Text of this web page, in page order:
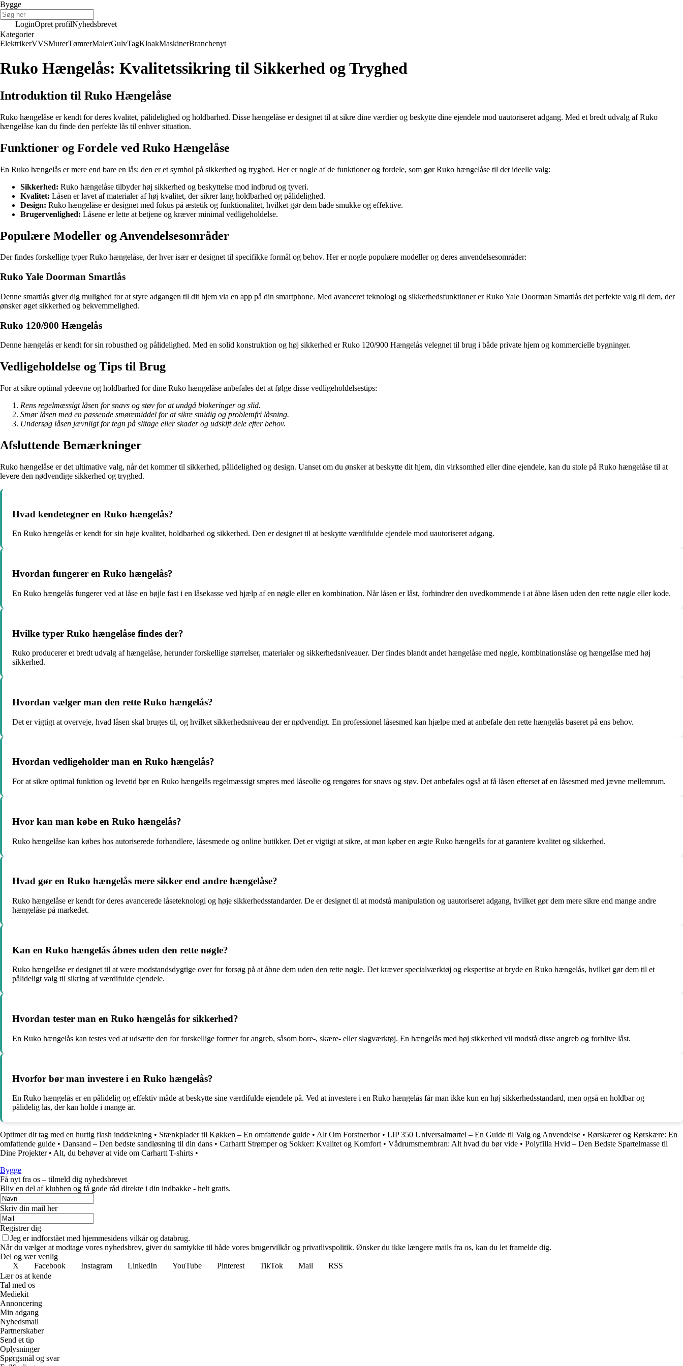
Bygge
LoginOpret profilNyhedsbrevet
Kategorier
ElektrikerVVSMurerTømrerMalerGulvTagKloakMaskinerBranchenyt
Ruko Hængelås: Kvalitetssikring til Sikkerhed og Tryghed
Introduktion til Ruko Hængelåse
Ruko hængelåse er kendt for deres kvalitet, pålidelighed og holdbarhed. Disse hængelåse er designet til at sikre dine værdier og beskytte dine ejendele mod uautoriseret adgang. Med et bredt udvalg af Ruko
hængelåse kan du finde den perfekte lås til enhver situation.
Funktioner og Fordele ved Ruko Hængelåse
En Ruko hængelås er mere end bare en lås; den er et symbol på sikkerhed og tryghed. Her er nogle af de funktioner og fordele, som gør Ruko hængelåse til det ideelle valg:
Sikkerhed: Ruko hængelåse tilbyder høj sikkerhed og beskyttelse mod indbrud og tyveri.
Kvalitet: Låsen er lavet af materialer af høj kvalitet, der sikrer lang holdbarhed og pålidelighed.
Design: Ruko hængelåse er designet med fokus på æstetik og funktionalitet, hvilket gør dem både smukke og effektive.
Brugervenlighed: Låsene er lette at betjene og kræver minimal vedligeholdelse.
Populære Modeller og Anvendelsesområder
Der findes forskellige typer Ruko hængelåse, der hver især er designet til specifikke formål og behov. Her er nogle populære modeller og deres anvendelsesområder:
Ruko Yale Doorman Smartlås
Denne smartlås giver dig mulighed for at styre adgangen til dit hjem via en app på din smartphone. Med avanceret teknologi og sikkerhedsfunktioner er Ruko Yale Doorman Smartlås det perfekte valg til dem, der
ønsker øget sikkerhed og bekvemmelighed.
Ruko 120/900 Hængelås
Denne hængelås er kendt for sin robusthed og pålidelighed. Med en solid konstruktion og høj sikkerhed er Ruko 120/900 Hængelås velegnet til brug i både private hjem og kommercielle bygninger.
Vedligeholdelse og Tips til Brug
For at sikre optimal ydeevne og holdbarhed for dine Ruko hængelåse anbefales det at følge disse vedligeholdelsestips:
Rens regelmæssigt låsen for snavs og støv for at undgå blokeringer og slid.
Smør låsen med en passende smøremiddel for at sikre smidig og problemfri låsning.
Undersøg låsen jævnligt for tegn på slitage eller skader og udskift dele efter behov.
Afsluttende Bemærkninger
Ruko hængelåse er det ultimative valg, når det kommer til sikkerhed, pålidelighed og design. Uanset om du ønsker at beskytte dit hjem, din virksomhed eller dine ejendele, kan du stole på Ruko hængelåse til at
levere den nødvendige sikkerhed og tryghed.
Hvad kendetegner en Ruko hængelås?
En Ruko hængelås er kendt for sin høje kvalitet, holdbarhed og sikkerhed. Den er designet til at beskytte værdifulde ejendele mod uautoriseret adgang.
Hvordan fungerer en Ruko hængelås?
En Ruko hængelås fungerer ved at låse en bøjle fast i en låsekasse ved hjælp af en nøgle eller en kombination. Når låsen er låst, forhindrer den uvedkommende i at åbne låsen uden den rette nøgle eller kode.
Hvilke typer Ruko hængelåse findes der?
Ruko producerer et bredt udvalg af hængelåse, herunder forskellige størrelser, materialer og sikkerhedsniveauer. Der findes blandt andet hængelåse med nøgle, kombinationslåse og hængelåse med høj
sikkerhed.
Hvordan vælger man den rette Ruko hængelås?
Det er vigtigt at overveje, hvad låsen skal bruges til, og hvilket sikkerhedsniveau der er nødvendigt. En professionel låsesmed kan hjælpe med at anbefale den rette hængelås baseret på ens behov.
Hvordan vedligeholder man en Ruko hængelås?
For at sikre optimal funktion og levetid bør en Ruko hængelås regelmæssigt smøres med låseolie og rengøres for snavs og støv. Det anbefales også at få låsen efterset af en låsesmed med jævne mellemrum.
Hvor kan man købe en Ruko hængelås?
Ruko hængelåse kan købes hos autoriserede forhandlere, låsesmede og online butikker. Det er vigtigt at sikre, at man køber en ægte Ruko hængelås for at garantere kvalitet og sikkerhed.
Hvad gør en Ruko hængelås mere sikker end andre hængelåse?
Ruko hængelåse er kendt for deres avancerede låseteknologi og høje sikkerhedsstandarder. De er designet til at modstå manipulation og uautoriseret adgang, hvilket gør dem mere sikre end mange andre
hængelåse på markedet.
Kan en Ruko hængelås åbnes uden den rette nøgle?
Ruko hængelåse er designet til at være modstandsdygtige over for forsøg på at åbne dem uden den rette nøgle. Det kræver specialværktøj og ekspertise at bryde en Ruko hængelås, hvilket gør dem til et
pålideligt valg til sikring af værdifulde ejendele.
Hvordan tester man en Ruko hængelås for sikkerhed?
En Ruko hængelås kan testes ved at udsætte den for forskellige former for angreb, såsom bore-, skære- eller slagværktøj. En hængelås med høj sikkerhed vil modstå disse angreb og forblive låst.
Hvorfor bør man investere i en Ruko hængelås?
En Ruko hængelås er en pålidelig og effektiv måde at beskytte sine værdifulde ejendele på. Ved at investere i en Ruko hængelås får man ikke kun en høj sikkerhedsstandard, men også en holdbar og
pålidelig lås, der kan holde i mange år.
Optimer dit tag med en hurtig flash inddækning • Stænkplader til Køkken – En omfattende guide • Alt Om Forstnerbor• LIP 350 Universalmørtel – En Guide til Valg og Anvendelse • Rørskærer og Rørskære: En
omfattende guide • Dansand – Den bedste sandløsning til din dans • Carhartt Strømper og Sokker: Kvalitet og Komfort • Vådrumsmembran: Alt hvad du bør vide • Polyfilla Hvid – Den Bedste Spartelmasse til
Dine Projekter• Alt, du behøver at vide om Carhartt T-shirts •
Bygge
Få nyt fra os – tilmeld dig nyhedsbrevet
Bliv en del af klubben og få gode råd direkte i din indbakke - helt gratis.
Skriv din mail her
Registrer dig
Jeg er indforstået med hjemmesidens vilkår og databrug.
Når du vælger at modtage vores nyhedsbrev, giver du samtykke til både vores brugervilkår og privatlivspolitik. Ønsker du ikke længere mails fra os, kan du let framelde dig.
Del og vær venlig
X
Facebook Instagram LinkedIn YouTube Pinterest TikTok Mail
RSS
Lær os at kende
Tal med os
Mediekit
Annoncering
Min adgang
Nyhedsmail
Partnerskaber
Send et tip
Oplysninger
Spørgsmål og svar